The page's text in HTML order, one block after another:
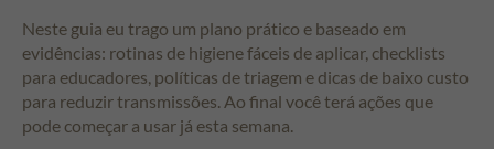
Neste guia eu trago um plano prático e baseado em
evidências: rotinas de higiene fáceis de aplicar, checklists
para educadores, políticas de triagem e dicas de baixo custo
para reduzir transmissões. Ao final você terá ações que
pode começar a usar já esta semana.